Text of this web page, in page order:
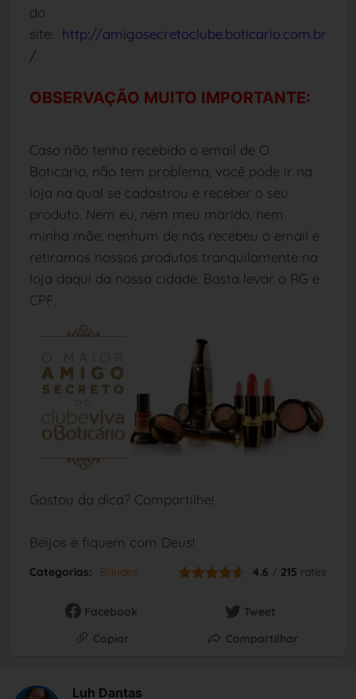
do
site: http://amigosecretoclube.boticario.com.br
/
OBSERVAÇÃO MUITO IMPORTANTE:
Caso não tenha recebido o email de O
Boticário, não tem problema, você pode ir na
loja na qual se cadastrou e receber o seu
produto. Nem eu, nem meu marido, nem
minha mãe, nenhum de nós recebeu o email e
retiramos nossos produtos tranquilamente na
loja daqui da nossa cidade. Basta levar o RG e
CPF.
Gostou da dica? Compartilhe!
Beijos e fiquem com Deus!
Categorias: Brindes 4.6 / 215 rates
Facebook
Tweet
Copiar
Compartilhar
Luh Dantas